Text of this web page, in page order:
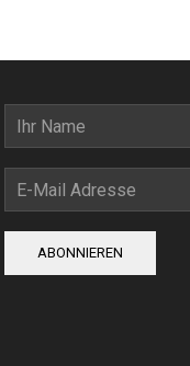
ABONNIEREN